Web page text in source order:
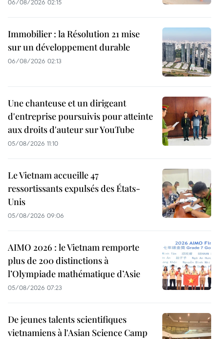
06/08/2026 02:15
Immobilier : la Résolution 21 mise
sur un développement durable
06/08/2026 02:13
Une chanteuse et un dirigeant
d'entreprise poursuivis pour atteinte
aux droits d'auteur sur YouTube
05/08/2026 11:10
Le Vietnam accueille 47
ressortissants expulsés des États-
Unis
05/08/2026 09:06
AIMO 2026 : le Vietnam remporte
plus de 200 distinctions à
l’Olympiade mathématique d’Asie
05/08/2026 07:23
De jeunes talents scientifiques
vietnamiens à l'Asian Science Camp